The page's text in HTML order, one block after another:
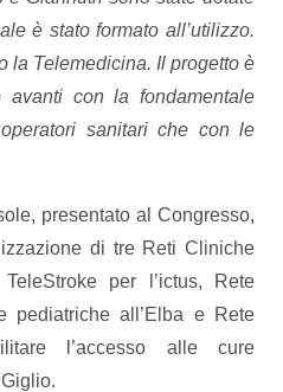
è stato formato all’utilizzo.
la Telemedicina. Il progetto è
avanti con la fondamentale
sanitari che con le
presentato al Congresso,
di tre Reti Cliniche
per l’ictus, Rete
pediatriche all’Elba e Rete
l’accesso alle cure